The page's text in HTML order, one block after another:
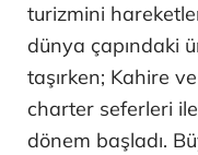
turizmini
dünya çapındaki
taşırken; Kahire
charter seferleri
dönem başladı.